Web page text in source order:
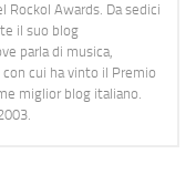
Rockol Awards. Da sedici
il suo blog
parla di musica,
cui ha vinto il Premio
miglior blog italiano.